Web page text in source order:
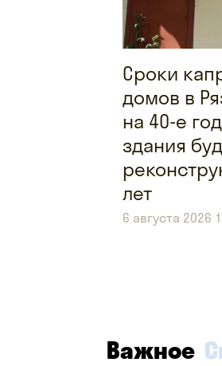
Сроки
домов в
на 40-е
здания
лет
6 августа 2026
Важное